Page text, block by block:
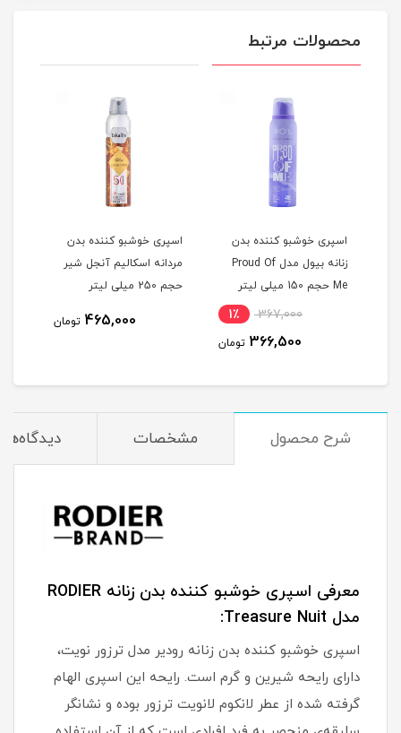
محصولات مرتبط
اسپری خوشبو کننده بدن
زنانه بیول مدل Proud Of
Me حجم 150 میلی لیتر
367,000 1٪
366,500 تومان
اسپری خوشبو کننده بدن
مردانه اسکالیم آنجل شیر
حجم 250 میلی لیتر
465,000 تومان
شرح محصول مشخصات دیدگاه‌ها
معرفی اسپری خوشبو کننده بدن زنانه RODIER
مدل Treasure Nuit:
اسپری خوشبو کننده بدن زنانه رودیر مدل ترزور نویت،
دارای رایحه شیرین و گرم است. رایحه این اسپری الهام
گرفته شده از عطر لانکوم لانویت ترزور بوده و نشانگر